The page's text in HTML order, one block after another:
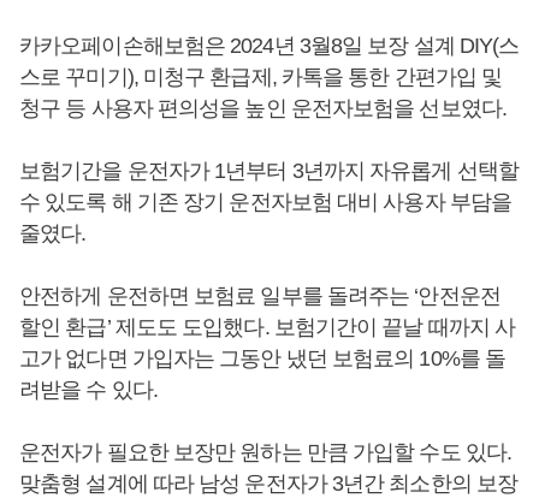
카카오페이손해보험은 2024년 3월8일 보장 설계 DIY(스
스로 꾸미기), 미청구 환급제, 카톡을 통한 간편가입 및
청구 등 사용자 편의성을 높인 운전자보험을 선보였다.
보험기간을 운전자가 1년부터 3년까지 자유롭게 선택할
수 있도록 해 기존 장기 운전자보험 대비 사용자 부담을
줄였다.
안전하게 운전하면 보험료 일부를 돌려주는 ‘안전운전
할인 환급’ 제도도 도입했다. 보험기간이 끝날 때까지 사
고가 없다면 가입자는 그동안 냈던 보험료의 10%를 돌
려받을 수 있다.
운전자가 필요한 보장만 원하는 만큼 가입할 수도 있다.
맞춤형 설계에 따라 남성 운전자가 3년간 최소한의 보장